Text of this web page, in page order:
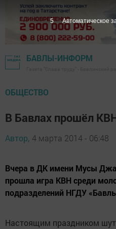
БАВЛЫ-ИНФОРМ
ОБЩЕСТВО
В Бавлах прошёл
Автор, 4 марта 2014 - 06:48
Вчера в ДК имени Мусы
прошла игра КВН среди
подразделений НГДУ
Настоящим праздником
4 Автоматическое